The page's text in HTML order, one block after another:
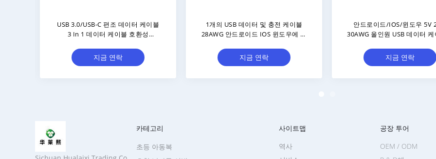
토끼 패턴 3 In 1 USB 데이터 전송 케
이블 1m 480Mbps
지금 연락
2.4A USB 흐르는 빛은 땋아지는 1개
의 데이터 케이블 나일론에 대하여 3
지금 연락
5V USB 기능성 유동화는 단
터 케이블 1m에서 3를 밝힙
지금 연락
카테고리
초등 아동복
사이트맵
역사
공장 투어
OEM / ODM